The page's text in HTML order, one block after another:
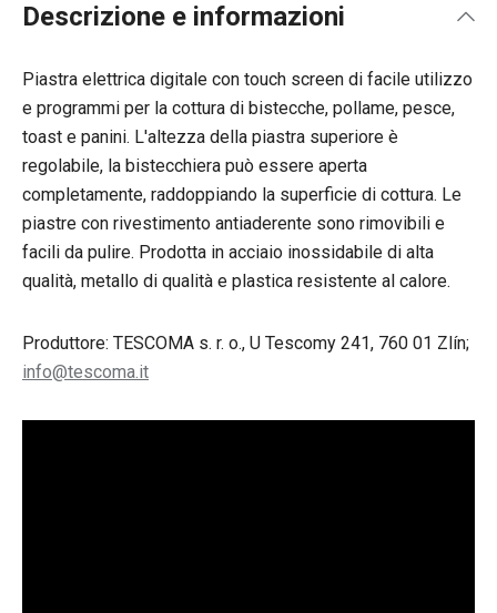
Descrizione e informazioni
Piastra elettrica digitale con touch screen di facile utilizzo
e programmi per la cottura di bistecche, pollame, pesce,
toast e panini. L'altezza della piastra superiore è
regolabile, la bistecchiera può essere aperta
completamente, raddoppiando la superficie di cottura. Le
piastre con rivestimento antiaderente sono rimovibili e
facili da pulire. Prodotta in acciaio inossidabile di alta
qualità, metallo di qualità e plastica resistente al calore.
Produttore: TESCOMA s. r. o., U Tescomy 241, 760 01 Zlín;
info@tescoma.it